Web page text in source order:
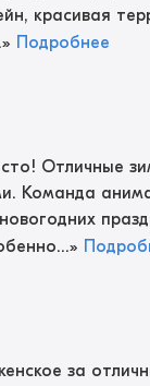
красивая
» Подробнее
Отличные
Команда
»
за